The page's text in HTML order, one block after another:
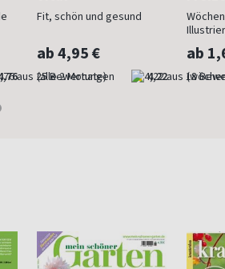
Fit, schön und gesund
ab 4,95 €
(alle 2 Monate) 4,22
ab